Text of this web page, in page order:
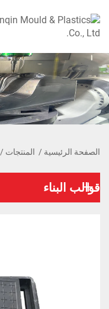
الصفحة الرئيسية/ المنتجات/
قوالب البناء